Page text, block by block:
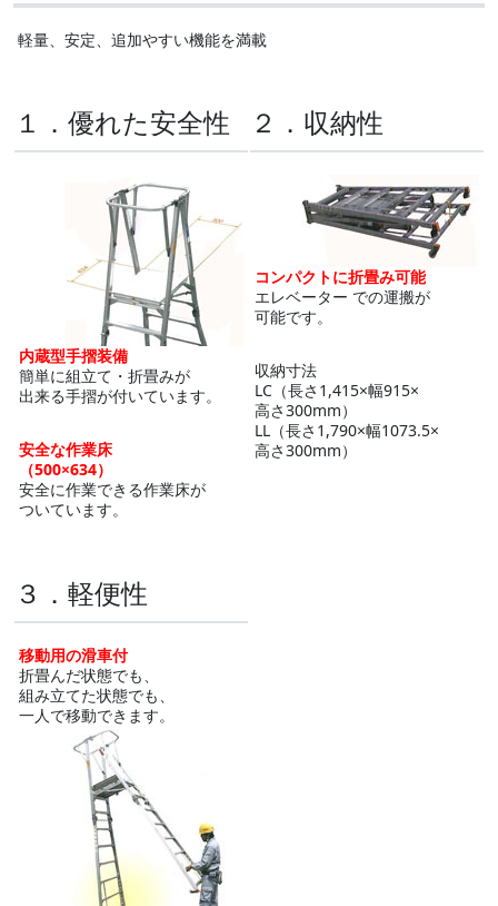
軽量、安定、追加やすい機能を満載
１．優れた安全性
内蔵型手摺装備
簡単に組立て・折畳みが
出来る手摺が付いています。
安全な作業床
（500×634）
安全に作業できる作業床が
ついています。
２．収納性
コンパクトに折畳み可能
エレベーター での運搬が
可能です。
収納寸法
LC（長さ1,415×幅915×
高さ300mm）
LL（長さ1,790×幅1073.5×
高さ300mm）
３．軽便性
移動用の滑車付
折畳んだ状態でも、
組み立てた状態でも、
一人で移動できます。